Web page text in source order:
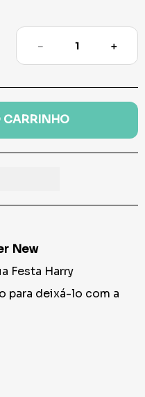
＋
－
New
Festa Harry
para deixá-lo com a